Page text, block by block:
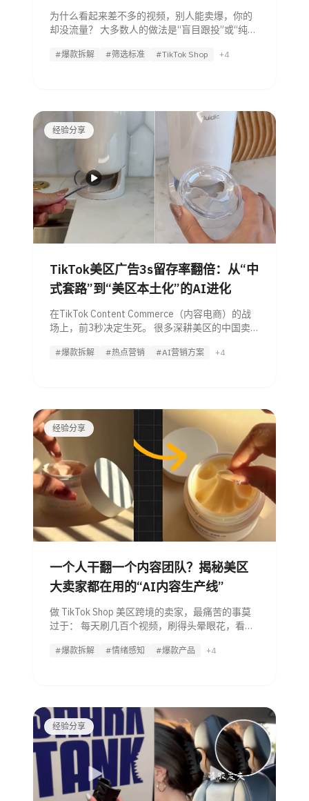
为什么看起来差不多的视频，别人能卖爆，你的
却没流量？ 大多数人的做法是“盲目跟投”或“纯靠
从来不是随机发生的艺术创作，而是精准的逻辑
#爆款拆解 #筛选标准 #TikTok Shop +4
经验分享
TikTok美区广告3s留存率翻倍：从“中
式套路”到“美区本土化”的AI进化
在TikTok Content Commerce（内容电商）的战
场上，前3秒决定生死。 很多深耕美区的中国卖
张表演”，搬到TikTok后要么转化极低，要么频繁
#爆款拆解 #热点营销 #AI营销方案 +4
经验分享
一个人干翻一个内容团队？揭秘美区
大卖家都在用的“AI内容生产线”
做 TikTok Shop 美区跨境的卖家，最痛苦的事莫
过于： 每天刷几百个视频，刷得头晕眼花，看到
只有 200，出单量依旧是 0。 为什么？ 因为你只
#爆款拆解 #情绪感知 #爆款产品 +4
经验分享